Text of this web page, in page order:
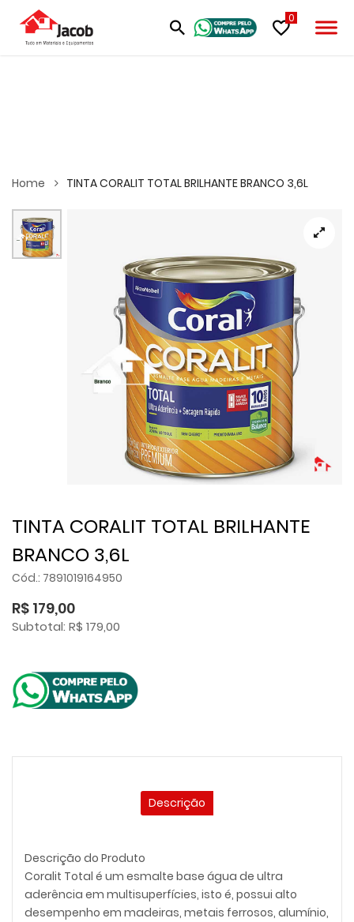
0
Home TINTA CORALIT TOTAL BRILHANTE BRANCO 3,6L
TINTA CORALIT TOTAL BRILHANTE
BRANCO 3,6L
Cód.: 7891019164950
R$ 179,00
Subtotal: R$ 179,00
Descrição
Descrição do Produto
Coralit Total é um esmalte base água de ultra
aderência em multisuperfícies, isto é, possui alto
desempenho em madeiras, metais ferrosos, alumínio,